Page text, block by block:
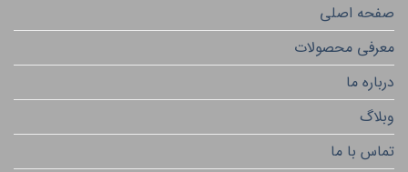
صفحه اصلی
معرفی محصولات
درباره ما
وبلاگ
تماس با ما